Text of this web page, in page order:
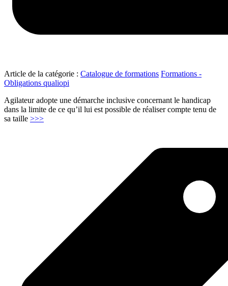
Article de la catégorie : Catalogue de formations Formations -
Obligations qualiopi
Agilateur adopte une démarche inclusive concernant le handicap
dans la limite de ce qu’il lui est possible de réaliser compte tenu de
sa taille >>>"Modalités